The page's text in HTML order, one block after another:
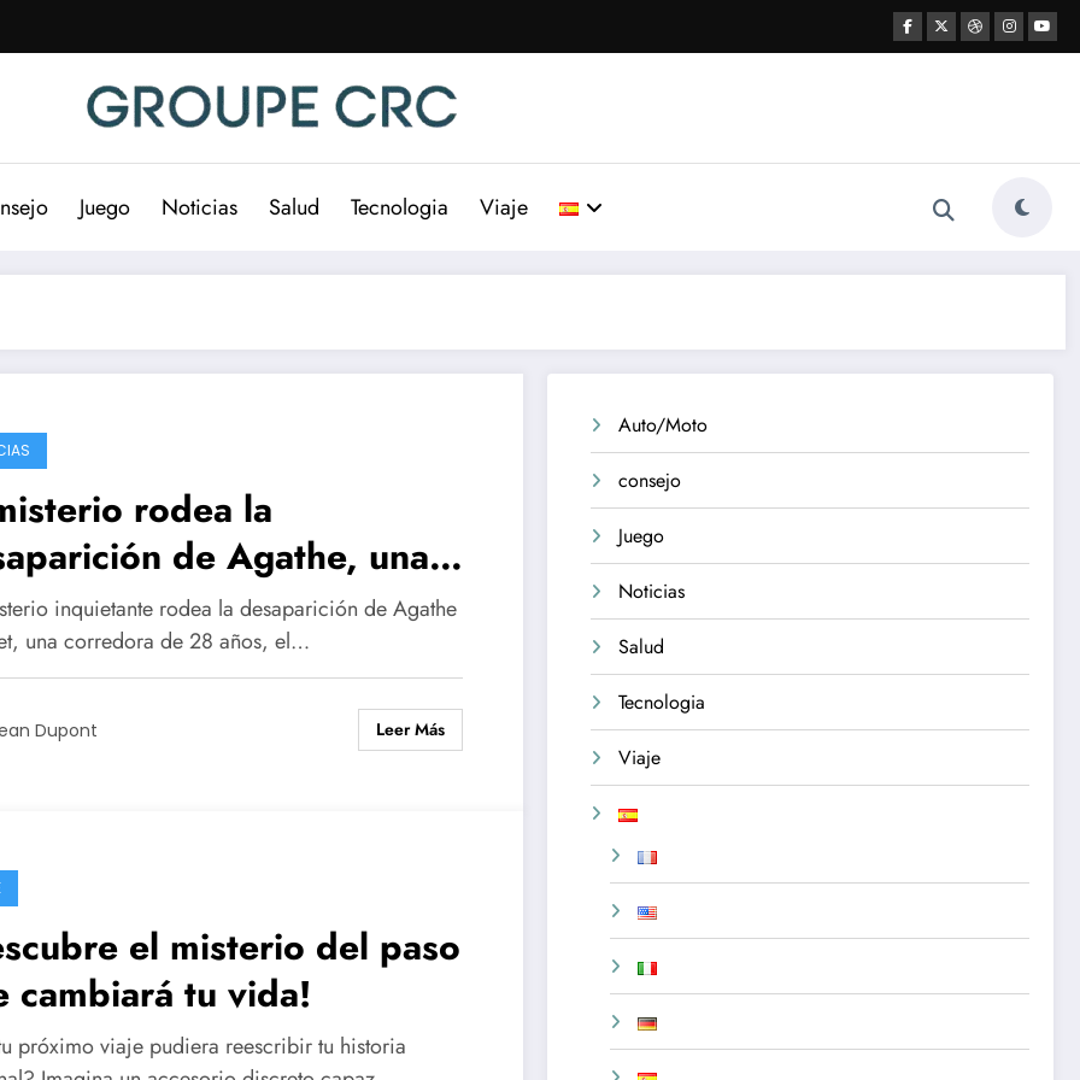
Juego Noticias Salud Tecnologia Viaje
rodea la
de Agathe, una
de 28 años con un
impresionante.
inquietante rodea la desaparición de Agathe
una corredora de 28 años, el…
Dupont Leer Más
el misterio del paso
cambiará tu vida!
próximo viaje pudiera reescribir tu historia
Auto/Moto
consejo
Juego
Noticias
Salud
Tecnologia
Viaje